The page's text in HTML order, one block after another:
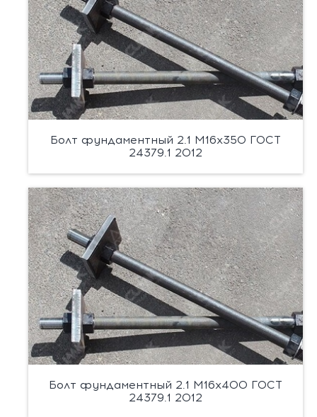
Болт фундаментный 2.1 М16х350 ГОСТ
24379.1 2012
Болт фундаментный 2.1 М16х400 ГОСТ
24379.1 2012